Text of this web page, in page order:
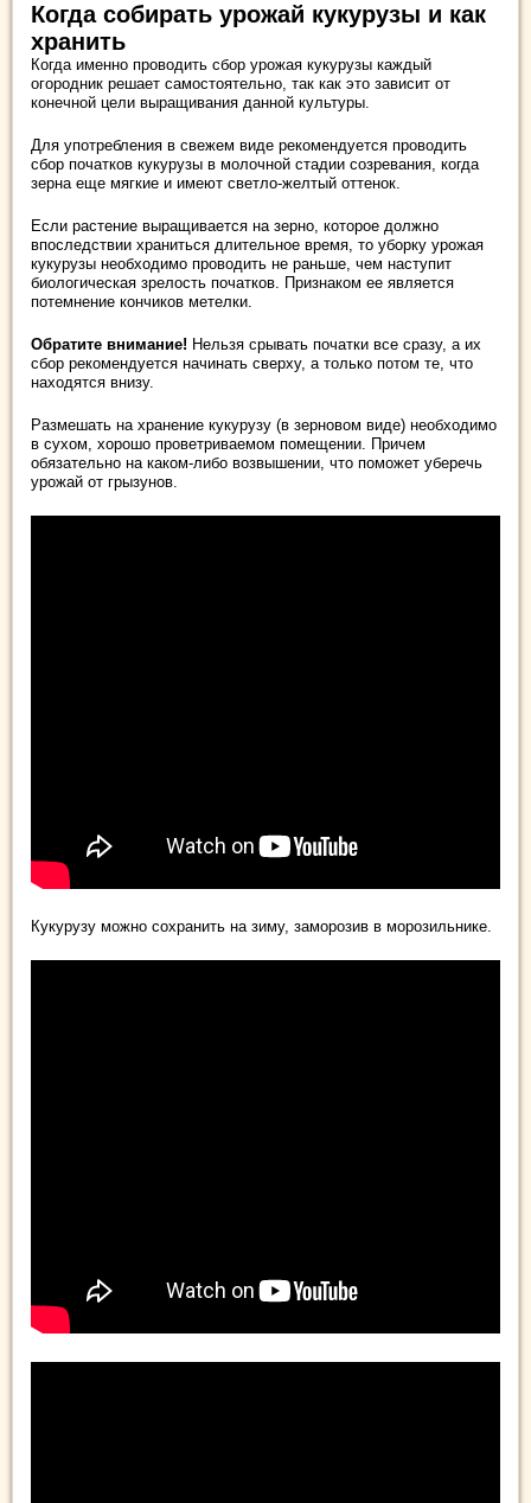
Когда собирать урожай кукурузы и как
хранить
Когда именно проводить сбор урожая кукурузы каждый
огородник решает самостоятельно, так как это зависит от
конечной цели выращивания данной культуры.
Для употребления в свежем виде рекомендуется проводить
сбор початков кукурузы в молочной стадии созревания, когда
зерна еще мягкие и имеют светло-желтый оттенок.
Если растение выращивается на зерно, которое должно
впоследствии храниться длительное время, то уборку урожая
кукурузы необходимо проводить не раньше, чем наступит
биологическая зрелость початков. Признаком ее является
потемнение кончиков метелки.
Обратите внимание! Нельзя срывать початки все сразу, а их
сбор рекомендуется начинать сверху, а только потом те, что
находятся внизу.
Размешать на хранение кукурузу (в зерновом виде) необходимо
в сухом, хорошо проветриваемом помещении. Причем
обязательно на каком-либо возвышении, что поможет уберечь
урожай от грызунов.
Кукурузу можно сохранить на зиму, заморозив в морозильнике.